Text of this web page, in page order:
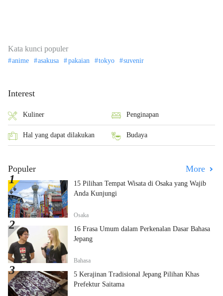
Kata kunci populer
anime asakusa pakaian tokyo suvenir
Interest
Kuliner Penginapan
Hal yang dapat dilakukan Budaya
Populer More
15 Pilihan Tempat Wisata di Osaka yang Wajib
Anda Kunjungi
Osaka
16 Frasa Umum dalam Perkenalan Dasar Bahasa
Jepang
Bahasa
5 Kerajinan Tradisional Jepang Pilihan Khas
Prefektur Saitama